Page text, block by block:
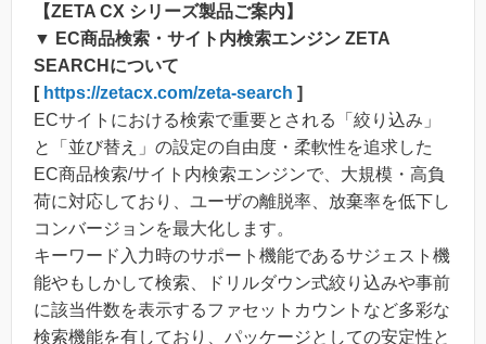
【ZETA CX シリーズ製品ご案内】
▼ EC商品検索・サイト内検索エンジン ZETA
SEARCHについて
[ https://zetacx.com/zeta-search ]
ECサイトにおける検索で重要とされる「絞り込み」
と「並び替え」の設定の自由度・柔軟性を追求した
EC商品検索/サイト内検索エンジンで、大規模・高負
荷に対応しており、ユーザの離脱率、放棄率を低下し
コンバージョンを最大化します。
キーワード入力時のサポート機能であるサジェスト機
能やもしかして検索、ドリルダウン式絞り込みや事前
に該当件数を表示するファセットカウントなど多彩な
検索機能を有しており、パッケージとしての安定性と